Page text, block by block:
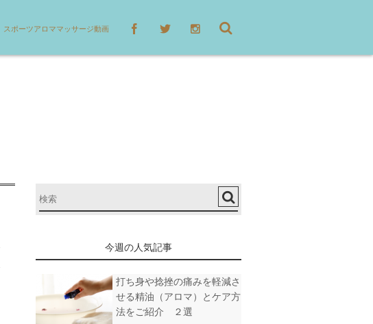
スポーツアロママッサージ動画
今週の人気記事
打ち身や捻挫の痛みを軽減さ
せる精油（アロマ）とケア方
法をご紹介 ２選